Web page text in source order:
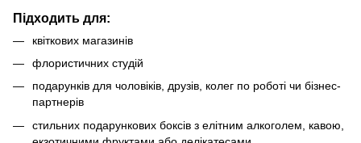
Підходить для:
квіткових магазинів
флористичних студій
подарунків для чоловіків, друзів, колег по роботі чи бізнес-
партнерів
стильних подарункових боксів з елітним алкоголем, кавою,